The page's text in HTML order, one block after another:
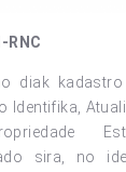
RNC
diak kadastro
Identifika,
sira, no